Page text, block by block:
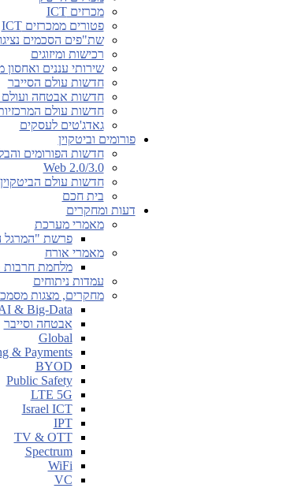
מכרזים ICT
פטורים ממכרזים ICT
שת"פים הסכמים
רכישות ומיזוגים
שירותי עננים ואחסון
חדשות עולם הסייבר
חדשות אבטחה ועולם
חדשות עולם
גאדג'טים לעסקים
פורומים וביטקוין
חדשות הפורומים
Web 2.0/3.0
חדשות עולם הביטקוין
בית חכם
דעות ומחקרים
מאמרי מערכת
פרשת "המרגל
מאמרי אורח
מלחמת חרבות
עמדות ניתוחים
מחקרים, מצגות
& Big-Data
אבטחה וסייבר
Global
& Payments
BYOD
Public Safety
LTE 5G
Israel ICT
IPT
TV & OTT
Spectrum
WiFi
VC